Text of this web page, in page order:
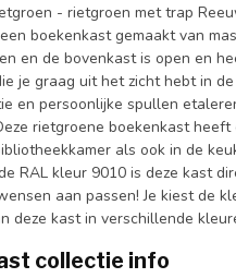
- rietgroen met trap
boekenkast gemaakt van
en de bovenkast is open en
je graag uit het zicht hebt in
en persoonlijke spullen
rietgroene boekenkast
als ook in de
RAL kleur 9010 is deze kast
aan passen! Je kiest de
deze kast in verschillende
collectie info